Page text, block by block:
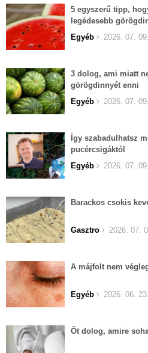
5 egyszerű tipp,
legédesebb
Egyéb
2026. 07. 09.
3 dolog, ami miatt
görögdinnyét enni
Egyéb
2026. 07. 09.
Így szabadulhatsz
pucércsigáktól
Egyéb
2026. 07. 09.
Barackos csokis
Gasztro 2026. 07.
A májfolt nem
Egyéb 2026. 06. 23.
Öt dolog, amire